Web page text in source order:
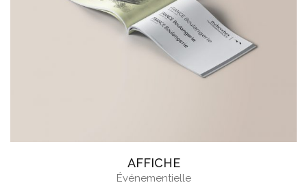
AFFICHE
Événementielle